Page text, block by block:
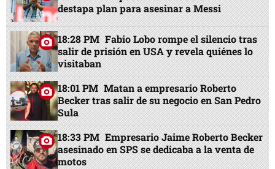
destapa plan para asesinar a Messi
18:28 PM Fabio Lobo rompe el silencio tras
salir de prisión en USA y revela quiénes lo
visitaban
18:01 PM Matan a empresario Roberto
Becker tras salir de su negocio en San Pedro
Sula
18:33 PM Empresario Jaime Roberto Becker
asesinado en SPS se dedicaba a la venta de
motos